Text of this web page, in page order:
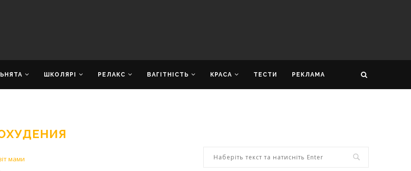
ШКОЛЯРІ РЕЛАКС ВАГІТНІСТЬ КРАСА ТЕСТИ РЕКЛАМА
мами